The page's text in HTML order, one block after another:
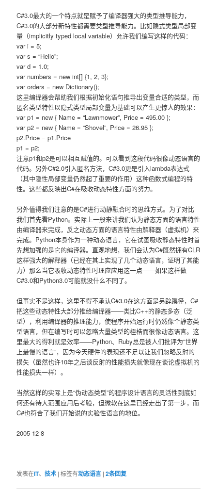
C#3.0最大的一个特点就是赋予了编译器强大的类型推导能力，
C#3.0的大部分新特性都需要类型推导能力。比如隐式类型局部变
量（implicitly typed local variable）允许我们编写这样的代码：
var i = 5;
var s = “Hello”;
var d = 1.0;
var numbers = new int[] {1, 2, 3};
var orders = new Dictionary();
这里编译器会帮助我们根据初始化语句推导出变量合适的类型，而
匿名类型特性以隐式类型局部变量为基础可以产生更惊人的效果：
var p1 = new { Name = “Lawnmower”, Price = 495.00 };
var p2 = new { Name = “Shovel”, Price = 26.95 };
p2.Price = p1.Price
p1 = p2;
注意p1和p2是可以相互赋值的。可以看到这段代码很像动态语言的
代码。另外C#2.0引入匿名方法，C#3.0更是引入lambda表达式
（其中隐性局部变量仍然起了重要的作用）这种函数式编程的特
性。这些都反映出C#在吸收动态特性方面的努力。
另外值得我们注意的是C#进行动静融合时的思维方式。为了对比
我们首先看Python。实际上一般来讲我们认为静态方面的语言特性
由编译器来完成，反之动态方面的语言特性由解释器（虚拟机）来
完成。Python本身作为一种动态语言，它在试图吸收静态特性时首
先想加强的是它的编译器。直观地想，我们会认为C#既然拥有CLR
这样强大的解释器（已经在其上实现了几个动态语言，证明了其能
力）那么当它吸收动态特性时理应应用这一点――如果这样做
C#3.0和Python3.0可能就没什么不同了。
但事实不是这样，这里不得不承认C#3.0在这方面是另辟蹊径，C#
把这些动态特性大部分推给编译器――类比C++的静态多态（泛
型），利用编译器的推理能力，使程序开始运行时仍然像个静态类
型语言，但在编写时可以忽略大量类型的桎梏而很像动态语言。这
里最大的得利就是效率――Python、Ruby总是被人们批评为“世界
上最慢的语言”，因为今天硬件的表现还不足以让我们忽略反射的
损失（虽然也许10年之后谈反射的性能损失就像现在谈论虚拟机的
性能损失一样）。
当然这样的实际上是“伪动态类型”的程序设计语言的灵活性到底如
何还有待大范围应用后考验，但微软在这里已经走出了第一步，而
C#也符合了我们开始说的实验性语言的地位。
2005-12-8
发表在IT、技术 |标签有动态语言 |2条回复